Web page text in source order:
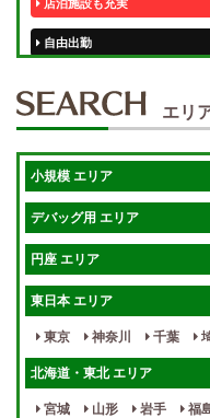
店泊施設も充実
自由出勤
短期OK
週1～OK
宿泊相談可
指名料100％バック！
女性スタッフがいる！
エリ
小規模 エリア
デバッグ用 エリア
円座 エリア
東日本 エリア
東京 神奈川 千葉
北海道・東北 エリア
宮城 山形 岩手 福